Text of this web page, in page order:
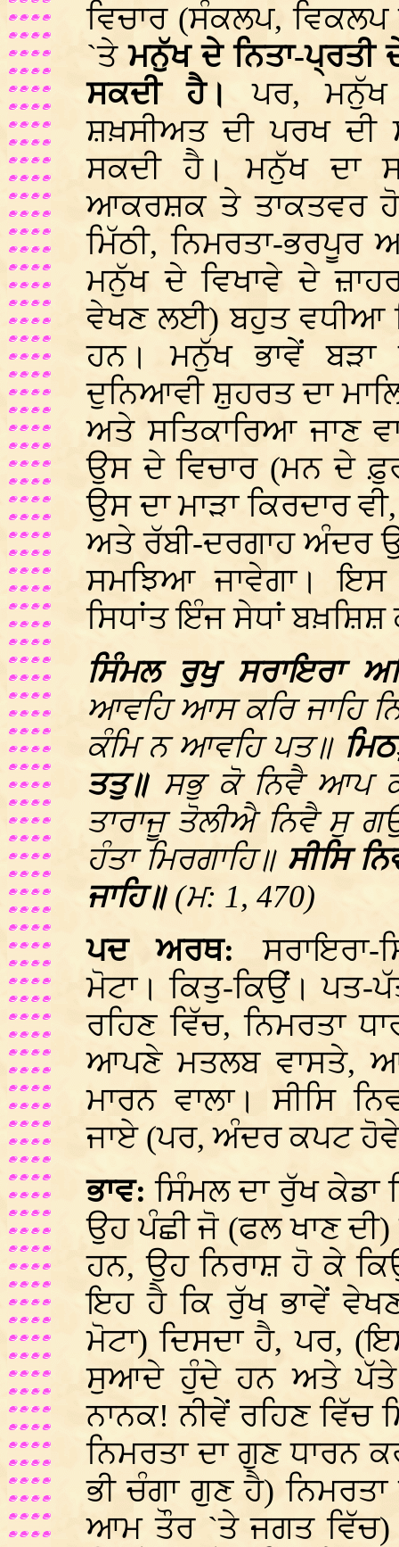
ਵਿਚਾਰ (ਸੰਕਲਪ,
`ਤੇਮਨੁੱਖ ਦੇ ਨਿਤਾ-ਪ੍ਰਤੀ
ਸਕਦੀ ਹੈ।ਪਰ, ਮਨੁੱਖ
ਸ਼ਖ਼ਸੀਅਤ ਦੀ ਪਰਖ ਦੀ
ਸਕਦੀ ਹੈ। ਮਨੁੱਖ ਦਾ
ਆਕਰਸ਼ਕ ਤੇ ਤਾਕਤਵਰ ਹੋ
ਮਿੱਠੀ, ਨਿਮਰਤਾ-ਭਰਪੂਰ
ਮਨੁੱਖ ਦੇ ਵਿਖਾਵੇ ਦੇ
ਵੇਖਣ ਲਈ) ਬਹੁਤ ਵਧੀਆ
ਹਨ। ਮਨੁੱਖ ਭਾਵੇਂ ਬੜਾ
ਦੁਨਿਆਵੀ ਸ਼ੁਹਰਤ ਦਾ
ਅਤੇ ਸਤਿਕਾਰਿਆ ਜਾਣ
ਉਸ ਦੇ ਵਿਚਾਰ (ਮਨ ਦੇ
ਉਸ ਦਾ ਮਾੜਾ ਕਿਰਦਾਰ
ਅਤੇ ਰੱਬੀ-ਦਰਗਾਹ ਅੰਦਰ
ਸਮਝਿਆ ਜਾਵੇਗਾ।
ਸਿਧਾਂਤ ਇੰਜ ਸੇਧਾਂ
ਸਿੰਮਲ ਰੁਖੁ ਸਰਾਇਰਾ
ਆਵਹਿ ਆਸ ਕਰਿ ਜਾਹਿ
ਕੰਮਿ ਨ ਆਵਹਿ ਪਤ॥
ਤਤੁ॥ ਸਭੁ ਕੋ ਨਿਵੈ ਆਪ
ਤਾਰਾਜੂ ਤੋਲੀਐ ਨਿਵੈ ਸੁ
ਹੰਤਾ ਮਿਰਗਾਹਿ॥ ਸੀਸਿ
ਜਾਹਿ॥ (ਮ: 1, 470)
ਪਦ ਅਰਥ:ਸਰਾਇਰਾ-
ਮੋਟਾ। ਕਿਤੁ-ਕਿਉਂ। ਪਤ-
ਰਹਿਣ ਵਿੱਚ, ਨਿਮਰਤਾ
ਆਪਣੇ ਮਤਲਬ ਵਾਸਤੇ,
ਮਾਰਨ ਵਾਲਾ। ਸੀਸਿ
ਜਾਏ (ਪਰ, ਅੰਦਰ ਕਪਟ
ਭਾਵ:ਸਿੰਮਲ ਦਾ ਰੁੱਖ ਕੇਡਾ
ਉਹ ਪੰਛੀ ਜੋ (ਫਲ ਖਾਣ
ਹਨ, ਉਹ ਨਿਰਾਸ਼ ਹੋ ਕੇ
ਇਹ ਹੈ ਕਿ ਰੁੱਖ ਭਾਵੇਂ
ਮੋਟਾ) ਦਿਸਦਾ ਹੈ, ਪਰ,
ਸੁਆਦੇ ਹੁੰਦੇ ਹਨ ਅਤੇ ਪੱਤੇ
ਨਾਨਕ! ਨੀਵੇਂ ਰਹਿਣ ਵਿੱਚ
ਨਿਮਰਤਾ ਦਾ ਗੁਣ ਧਾਰਨ
ਭੀ ਚੰਗਾ ਗੁਣ ਹੈ)
ਆਮ ਤੌਰ `ਤੇ ਜਗਤ